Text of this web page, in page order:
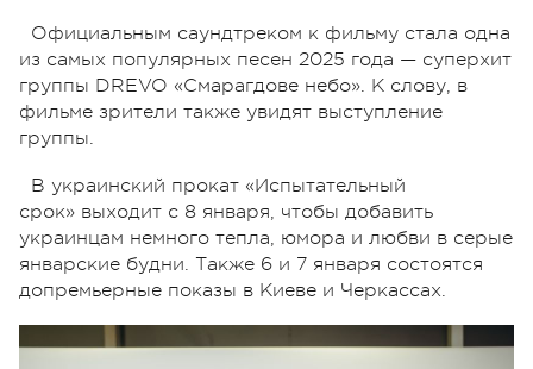
Официальным саундтреком к фильму стала одна
из самых популярных песен 2025 года — суперхит
группы DREVO «Смарагдове небо». К слову, в
фильме зрители также увидят выступление
группы.
В украинский прокат «Испытательный
срок» выходит с 8 января, чтобы добавить
украинцам немного тепла, юмора и любви в серые
январские будни. Также 6 и 7 января состоятся
допремьерные показы в Киеве и Черкассах.